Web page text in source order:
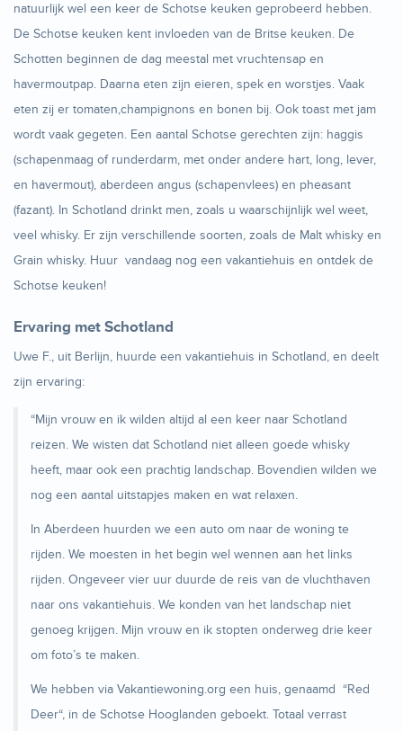
natuurlijk wel een keer de Schotse keuken geprobeerd hebben.
De Schotse keuken kent invloeden van de Britse keuken. De
Schotten beginnen de dag meestal met vruchtensap en
havermoutpap. Daarna eten zijn eieren, spek en worstjes. Vaak
eten zij er tomaten,champignons en bonen bij. Ook toast met jam
wordt vaak gegeten. Een aantal Schotse gerechten zijn: haggis
(schapenmaag of runderdarm, met onder andere hart, long, lever,
en havermout), aberdeen angus (schapenvlees) en pheasant
(fazant). In Schotland drinkt men, zoals u waarschijnlijk wel weet,
veel whisky. Er zijn verschillende soorten, zoals de Malt whisky en
Grain whisky. Huur vandaag nog een vakantiehuis en ontdek de
Schotse keuken!
Ervaring met Schotland
Uwe F., uit Berlijn, huurde een vakantiehuis in Schotland, en deelt
zijn ervaring:
“Mijn vrouw en ik wilden altijd al een keer naar Schotland
reizen. We wisten dat Schotland niet alleen goede whisky
heeft, maar ook een prachtig landschap. Bovendien wilden we
nog een aantal uitstapjes maken en wat relaxen.
In Aberdeen huurden we een auto om naar de woning te
rijden. We moesten in het begin wel wennen aan het links
rijden. Ongeveer vier uur duurde de reis van de vluchthaven
naar ons vakantiehuis. We konden van het landschap niet
genoeg krijgen. Mijn vrouw en ik stopten onderweg drie keer
om foto’s te maken.
We hebben via Vakantiewoning.org een huis, genaamd “Red
Deer“, in de Schotse Hooglanden geboekt. Totaal verrast